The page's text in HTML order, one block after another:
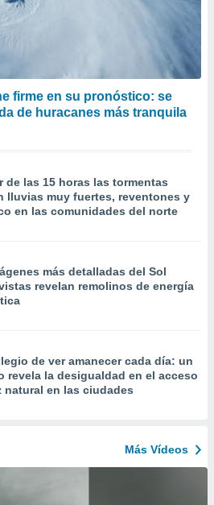
firme en su pronóstico: se
de huracanes más tranquila
de las 15 horas las tormentas
lluvias muy fuertes, reventones y
en las comunidades del norte
más detalladas del Sol
revelan remolinos de energía
de ver amanecer cada día: un
revela la desigualdad en el acceso
natural en las ciudades
Más Vídeos